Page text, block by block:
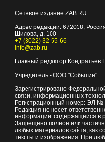
Сетевое издание ZAB.RU
Адрес редакции: 672038,
Шилова, д. 100
+7 (3022) 32-55-66
info@zab.ru
Главный редактор Кондратьев
Учредитель - ООО "Событие"
Зарегистрировано
связи, информационных
Регистрационный номер: ЭЛ №
Редакция не несет
информации, содержащейся в
Запрещено полное или
любых материалов сайта, как
тексты и изображения. При